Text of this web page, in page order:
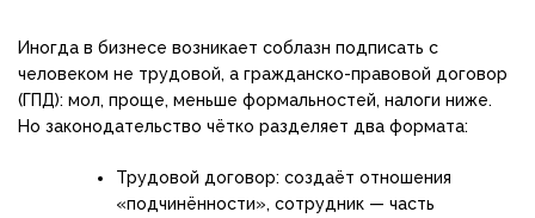
Иногда в бизнесе возникает соблазн подписать с
человеком не трудовой, а гражданско-правовой договор
(ГПД): мол, проще, меньше формальностей, налоги ниже.
Но законодательство чётко разделяет два формата:
Трудовой договор: создаёт отношения
«подчинённости», сотрудник — часть